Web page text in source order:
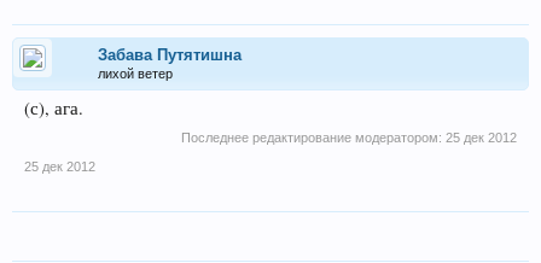
Забава Путятишна
лихой ветер
(с), ага.
Последнее редактирование модератором: 25 дек 2012
25 дек 2012